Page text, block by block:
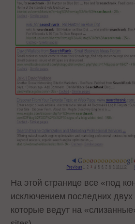
На этой странице все «под
исключением последних двух
которые ведут на